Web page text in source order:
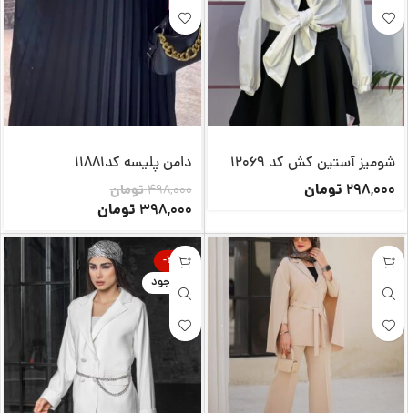
شومیز آستین کش کد 12069
298,000 تومان
دامن پلیسه کد11881
498,000تومان
398,000 تومان
-25%
ناموجود